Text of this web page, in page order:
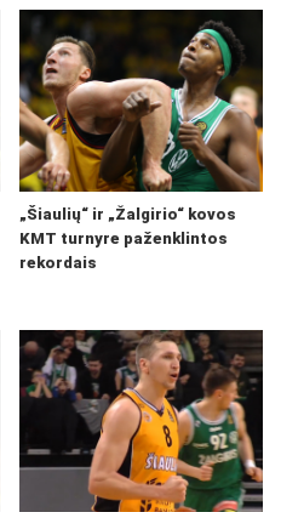
„Šiaulių“ ir „Žalgirio“ kovos
KMT turnyre paženklintos
rekordais